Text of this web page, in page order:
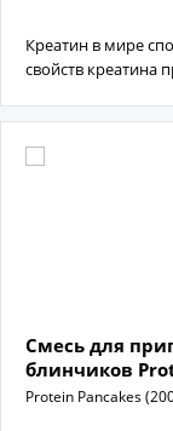
Креатин в мире
свойств креатина
Смесь для
блинчиков
Protein Pancakes